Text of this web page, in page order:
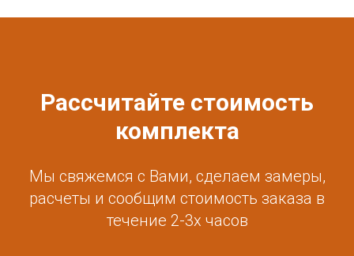
Рассчитайте стоимость
комплекта
Мы свяжемся с Вами, сделаем замеры,
расчеты и сообщим стоимость заказа в
течение 2-3х часов